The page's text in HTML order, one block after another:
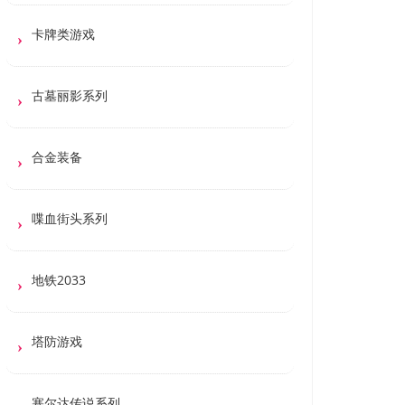
卡牌类游戏
古墓丽影系列
合金装备
喋血街头系列
地铁2033
塔防游戏